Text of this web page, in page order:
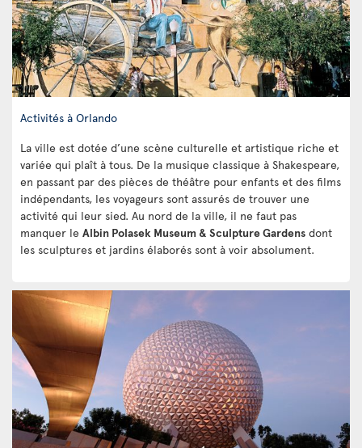
Activités à Orlando
La ville est dotée d’une scène culturelle et artistique riche et
variée qui plaît à tous. De la musique classique à Shakespeare,
en passant par des pièces de théâtre pour enfants et des films
indépendants, les voyageurs sont assurés de trouver une
activité qui leur sied. Au nord de la ville, il ne faut pas
manquer le Albin Polasek Museum & Sculpture Gardens dont
les sculptures et jardins élaborés sont à voir absolument.